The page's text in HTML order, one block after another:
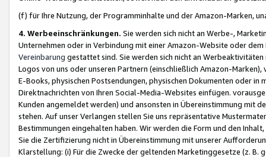
(f) für Ihre Nutzung, der Programminhalte und der Amazon-Marken,
4. Werbeeinschränkungen. Sie werden sich nicht an Werbe-,
Unternehmen oder in Verbindung mit einer Amazon-Website oder
Vereinbarung gestattet sind. Sie werden sich nicht an
Logos von uns oder unseren Partnern (einschließlich Amazon-
E-Books, physischen Postsendungen, physischen Dokumenten oder in
Direktnachrichten von Ihren Social-Media-Websites einfügen.
Kunden angemeldet werden) und ansonsten in Übereinstimmung mit
stehen. Auf unser Verlangen stellen Sie uns repräsentative
Bestimmungen eingehalten haben. Wir werden die Form und den
Sie die Zertifizierung nicht in Übereinstimmung mit unserer
Klarstellung: (i) Für die Zwecke der geltenden Marketinggesetze (z. B.